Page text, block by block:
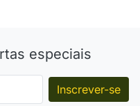
especiais